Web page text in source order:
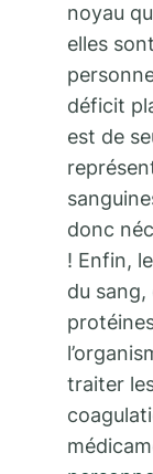
noyau
elles
déficit
est de
donc
! Enfin,
du
traiter